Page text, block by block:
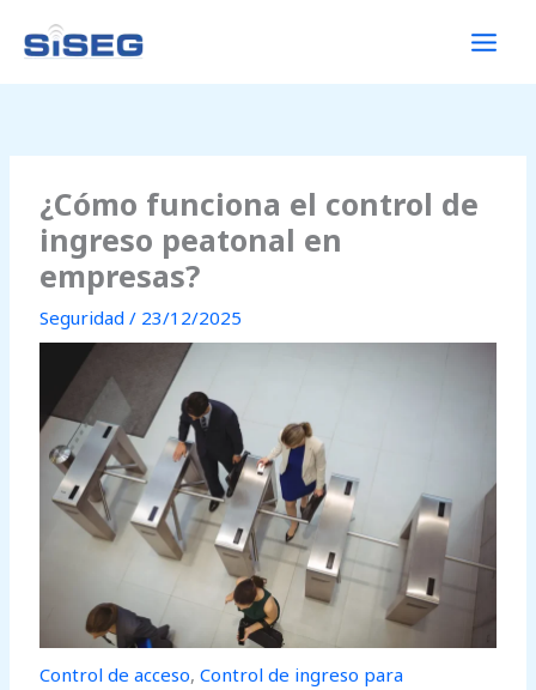
¿Cómo funciona el control de
ingreso peatonal en
empresas?
Seguridad / 23/12/2025
Control de acceso,Control de ingreso para